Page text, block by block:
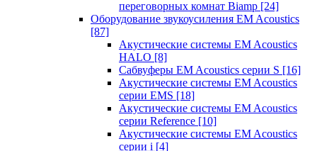
переговорных комнат Biamp [24]
Оборудование звукоусиления EM Acoustics
[87]
Акустические системы EM Acoustics
HALO [8]
Сабвуферы EM Acoustics серии S [16]
Акустические системы EM Acoustics
серии EMS [18]
Акустические системы EM Acoustics
серии Reference [10]
Акустические системы EM Acoustics
серии i [4]